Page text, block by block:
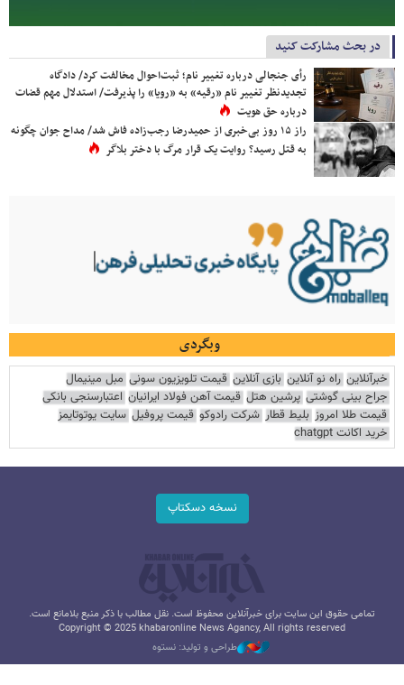
در بحث مشارکت کنید
رأی جنجالی درباره تغییر نام؛ ثبت‌احوال مخالفت کرد/ دادگاه
تجدیدنظر تغییر نام «رقیه» به «رویا» را پذیرفت/ استدلال مهم قضات
درباره حق هویت
راز ۱۵ روز بی‌خبری از حمیدرضا رجب‌زاده فاش شد/ مداح جوان چگونه
به قتل رسید؟ روایت یک قرار مرگ با دختر بلاگر
وبگردی
خبرآنلاین راه نو آنلاین بازی آنلاین قیمت تلویزیون سونی مبل مینیمال
جراح بینی گوشتی پرشین هتل قیمت آهن فولاد ایرانیان اعتبارسنجی بانکی
قیمت طلا امروز بلیط قطار شرکت رادوکو قیمت پروفیل سایت یوتوتایمز
خرید اکانت chatgpt
نسخه دسکتاپ
تمامی حقوق این سایت برای خبرآنلاین محفوظ است. نقل مطالب با ذکر منبع بلامانع است.
Copyright © 2025 khabaronline News Agancy, All rights reserved
طراحی و تولید: نستوه